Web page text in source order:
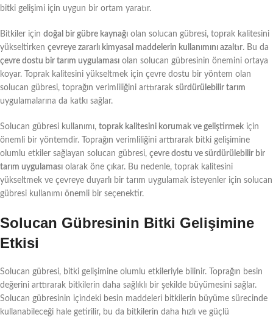
bitki gelişimi için uygun bir ortam yaratır.
Bitkiler için doğal bir gübre kaynağı olan solucan gübresi, toprak kalitesini
yükseltirken çevreye zararlı kimyasal maddelerin kullanımını azaltır. Bu da
çevre dostu bir tarım uygulaması olan solucan gübresinin önemini ortaya
koyar. Toprak kalitesini yükseltmek için çevre dostu bir yöntem olan
solucan gübresi, toprağın verimliliğini arttırarak sürdürülebilir tarım
uygulamalarına da katkı sağlar.
Solucan gübresi kullanımı, toprak kalitesini korumak ve geliştirmek için
önemli bir yöntemdir. Toprağın verimliliğini arttırarak bitki gelişimine
olumlu etkiler sağlayan solucan gübresi, çevre dostu ve sürdürülebilir bir
tarım uygulaması olarak öne çıkar. Bu nedenle, toprak kalitesini
yükseltmek ve çevreye duyarlı bir tarım uygulamak isteyenler için solucan
gübresi kullanımı önemli bir seçenektir.
Solucan Gübresinin Bitki Gelişimine
Etkisi
Solucan gübresi, bitki gelişimine olumlu etkileriyle bilinir. Toprağın besin
değerini arttırarak bitkilerin daha sağlıklı bir şekilde büyümesini sağlar.
Solucan gübresinin içindeki besin maddeleri bitkilerin büyüme sürecinde
kullanabileceği hale getirilir, bu da bitkilerin daha hızlı ve güçlü